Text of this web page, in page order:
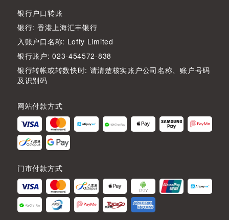
银行户口转账
银行: 香港上海汇丰银行
入账户口名称: Lofty Limited
银行账户: 023-454572-838
银行转帐或转数快时: 请清楚核实账户公司名称、账户号码
及识别码
网站付款方式
门市付款方式